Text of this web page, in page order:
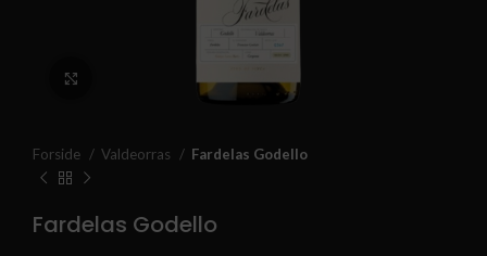
Forside Valdeorras Fardelas Godello
Fardelas Godello